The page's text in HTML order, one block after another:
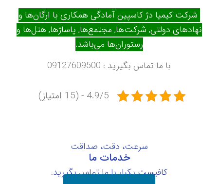
شرکت کیمیا دژ کاسپین آمادگی همکاری با ارگان‌ها و
نهادهای دولتی, شرکت‌ها, مجتمع‌ها, پاساژها, هتل‌ها و
رستوران‌ها می‌باشد.
با ما تماس بگیرید : 09127609500
4.9/5 - (15 امتیاز)
سرعت، دقت، صداقت
خدمات ما
کافیست یکبار با ما تماس بگیرید.